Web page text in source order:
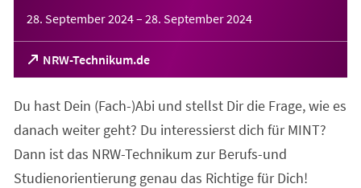
28. September 2024– 28. September 2024
NRW-Technikum.de
(Öffnet
in
neuen
Du hast Dein (Fach-)Abi und stellst Dir die Frage, wie es
danach weiter geht? Du interessierst dich für MINT?
Dann ist das NRW-Technikum zur Berufs-und
Studienorientierung genau das Richtige für Dich!